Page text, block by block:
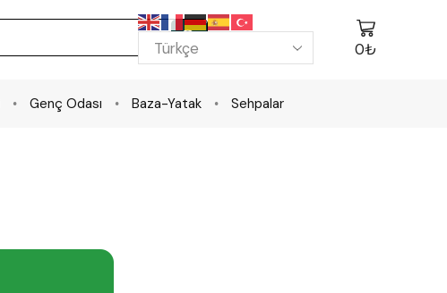
0₺
Genç Odası Baza-Yatak Sehpalar